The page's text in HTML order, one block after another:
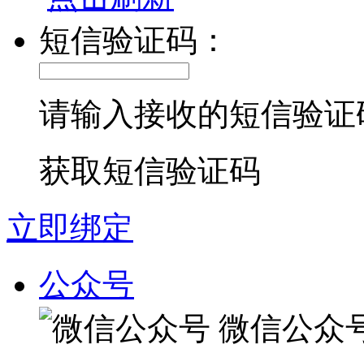
短信验证码：
请输入接收的短信验证
获取短信验证码
立即绑定
公众号
微信公众